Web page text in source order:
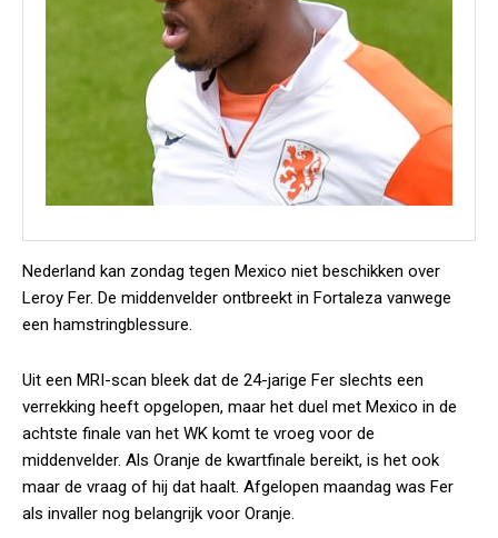
Nederland kan zondag tegen Mexico niet beschikken over
Leroy Fer. De middenvelder ontbreekt in Fortaleza vanwege
een hamstringblessure.
Uit een MRI-scan bleek dat de 24-jarige Fer slechts een
verrekking heeft opgelopen, maar het duel met Mexico in de
achtste finale van het WK komt te vroeg voor de
middenvelder. Als Oranje de kwartfinale bereikt, is het ook
maar de vraag of hij dat haalt. Afgelopen maandag was Fer
als invaller nog belangrijk voor Oranje.